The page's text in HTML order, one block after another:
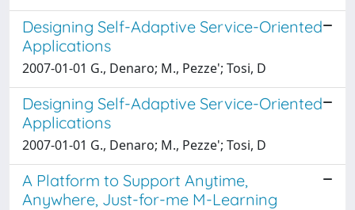
Designing Self-Adaptive Service-Oriented
Applications
2007-01-01 G., Denaro; M., Pezze'; Tosi, D
Designing Self-Adaptive Service-Oriented
Applications
2007-01-01 G., Denaro; M., Pezze'; Tosi, D
A Platform to Support Anytime,
Anywhere, Just-for-me M-Learning